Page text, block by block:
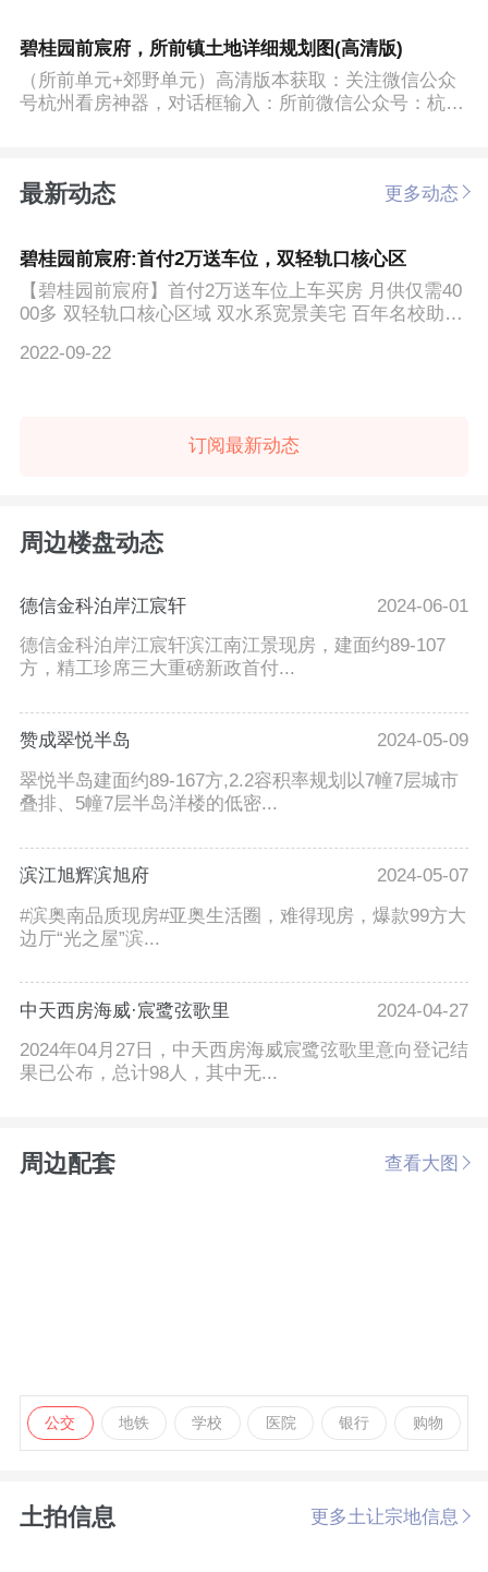
碧桂园前宸府，所前镇土地详细规划图(高清版)
（所前单元+郊野单元）高清版本获取：关注微信公众
号杭州看房神器，对话框输入：所前微信公众号：杭州
最新动态 更多动态
碧桂园前宸府:首付2万送车位，双轻轨口核心区
【碧桂园前宸府】首付2万送车位上车买房 月供仅需40
00多 双轻轨口核心区域 双水系宽景美宅 百年名校助力
2022-09-22
订阅最新动态
周边楼盘动态
德信金科泊岸江宸轩
2024-06-01
德信金科泊岸江宸轩滨江南江景现房，建面约89-107
方，精工珍席三大重磅新政首付...
赞成翠悦半岛
2024-05-09
翠悦半岛建面约89-167方,2.2容积率规划以7幢7层城市
叠排、5幢7层半岛洋楼的低密...
滨江旭辉滨旭府
2024-05-07
#滨奥南品质现房#亚奥生活圈，难得现房，爆款99方大
边厅“光之屋”滨...
中天西房海威·宸鹭弦歌里
2024-04-27
2024年04月27日，中天西房海威宸鹭弦歌里意向登记结
果已公布，总计98人，其中无...
周边配套 查看大图
公交 地铁 学校 医院 银行 购物
土拍信息 更多土让宗地信息